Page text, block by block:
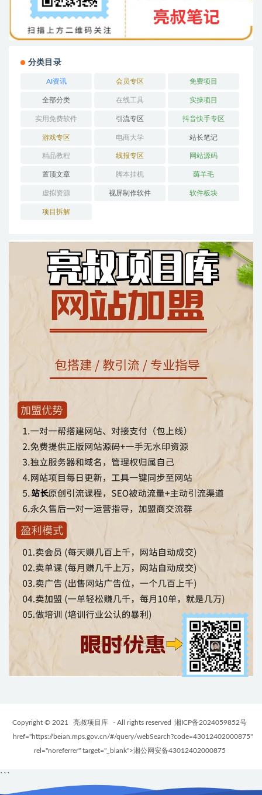
分类目录
AI资讯 会员专区 免费项目
全部分类 在线工具 实操项目
实用免费软件 引流专区 抖音快手专区
游戏专区 电商大学 站长笔记
精品教程 线报专区 网站源码
置顶文章 脚本挂机 薅羊毛
虚拟资源 视屏制作软件 软件板块
项目拆解
Copyright © 2021 亮叔项目库 - All rights reserved 湘ICP备2024059852号
href="https://beian.mps.gov.cn/#/query/webSearch?code=43012402000875"
rel="noreferrer" target="_blank">湘公网安备43012402000875
```